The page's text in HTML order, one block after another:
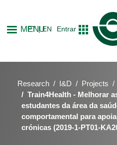
to
MENU
PT EN Entrar
Research I&D Projects
Train4Health - Melhorar
estudantes da área da
comportamental para
crónicas (2019-1-PT01-